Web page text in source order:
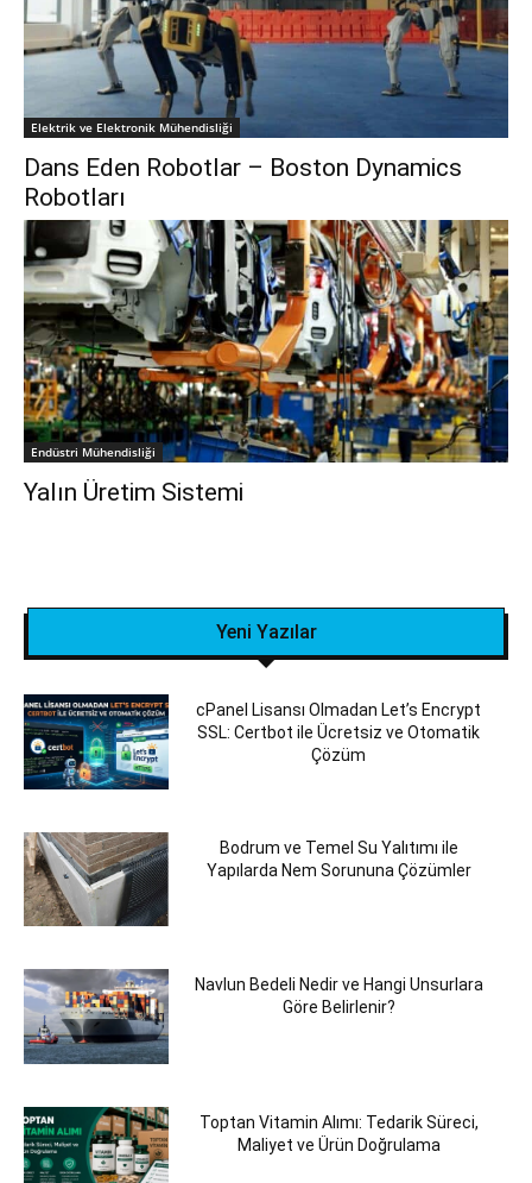
Elektrik ve Elektronik Mühendisliği
Dans Eden Robotlar – Boston Dynamics
Robotları
Endüstri Mühendisliği
Yalın Üretim Sistemi
Yeni Yazılar
cPanel Lisansı Olmadan Let’s Encrypt
SSL: Certbot ile Ücretsiz ve Otomatik
Çözüm
Bodrum ve Temel Su Yalıtımı ile
Yapılarda Nem Sorununa Çözümler
Navlun Bedeli Nedir ve Hangi Unsurlara
Göre Belirlenir?
Toptan Vitamin Alımı: Tedarik Süreci,
Maliyet ve Ürün Doğrulama